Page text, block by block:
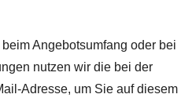
Angebotsumfang oder bei
nutzen wir die bei der
Adresse, um Sie auf diesem